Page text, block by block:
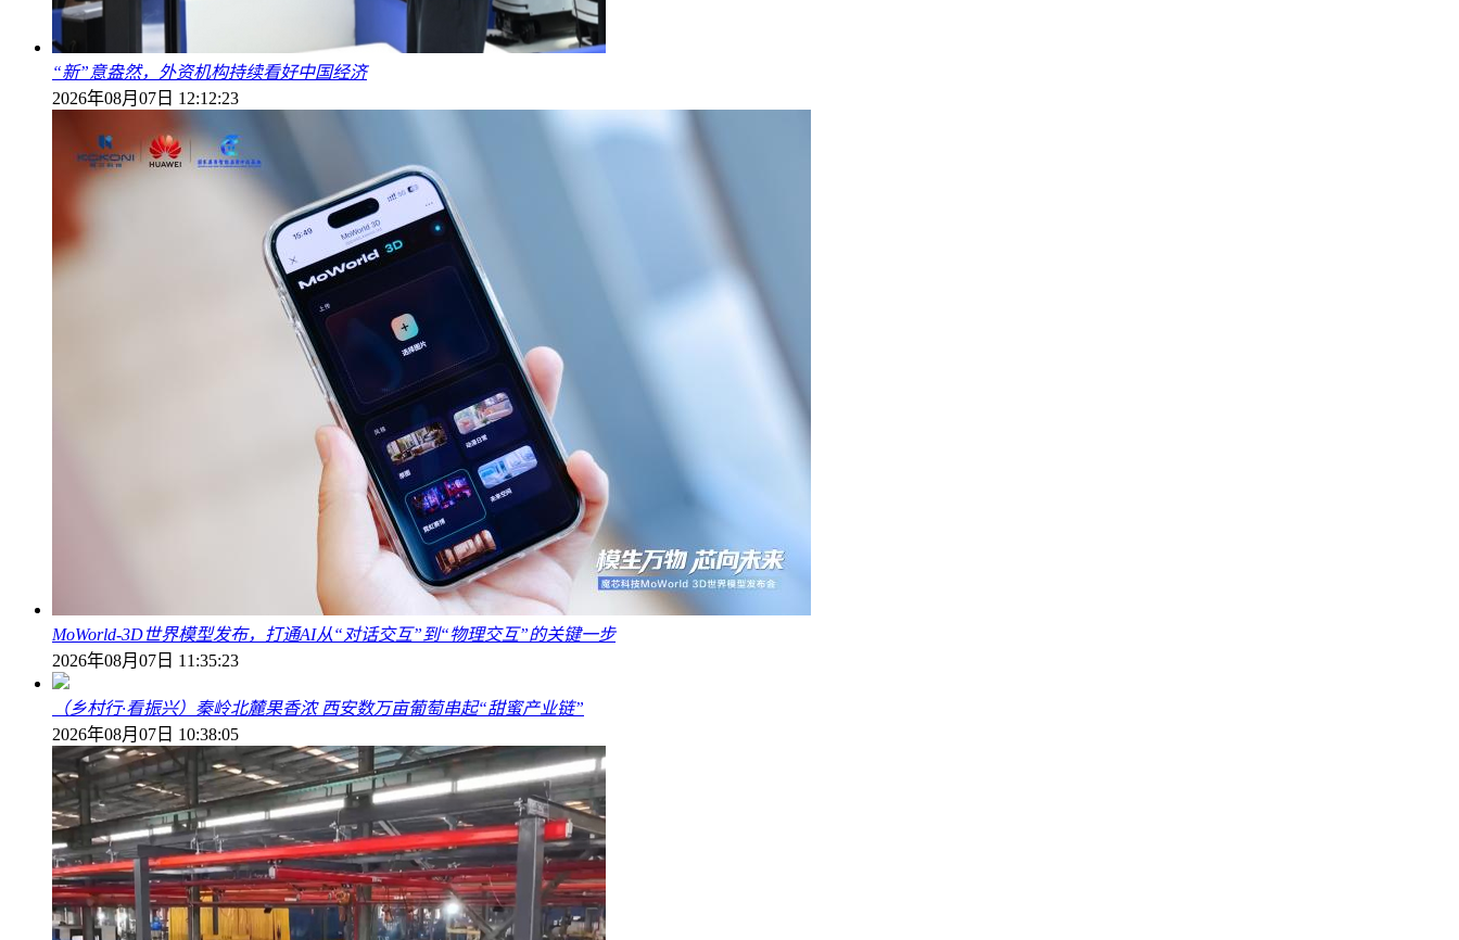
“新”意盎然，外资机构持续看好中国经济
2026年08月07日 12:12:23
MoWorld-3D世界模型发布，打通AI从“对话交互”到“物理交互”的关键一步
2026年08月07日 11:35:23
（乡村行·看振兴）秦岭北麓果香浓 西安数万亩葡萄串起“甜蜜产业链”
2026年08月07日 10:38:05